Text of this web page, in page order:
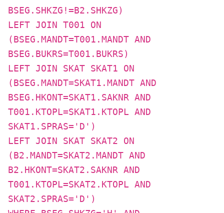
BSEG.SHKZG!=B2.SHKZG)
LEFT JOIN T001 ON
(BSEG.MANDT=T001.MANDT AND
BSEG.BUKRS=T001.BUKRS)
LEFT JOIN SKAT SKAT1 ON
(BSEG.MANDT=SKAT1.MANDT AND
BSEG.HKONT=SKAT1.SAKNR AND
T001.KTOPL=SKAT1.KTOPL AND
SKAT1.SPRAS='D')
LEFT JOIN SKAT SKAT2 ON
(B2.MANDT=SKAT2.MANDT AND
B2.HKONT=SKAT2.SAKNR AND
T001.KTOPL=SKAT2.KTOPL AND
SKAT2.SPRAS='D')